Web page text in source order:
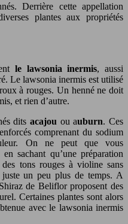
Derrière cette appellation
plantes aux propriétés
le lawsonia inermis, aussi
Le lawsonia inermis est utilisé
à rouges. Un henné ne doit
et rien d’autre.
dits acajou ou auburn. Ces
comprenant du sodium
On ne peut que vous
sachant qu’une préparation
des tons rouges à violine sans
un peu plus de temps. A
de Beliflor proposent des
Certaines plantes sont alors
avec le lawsonia inermis